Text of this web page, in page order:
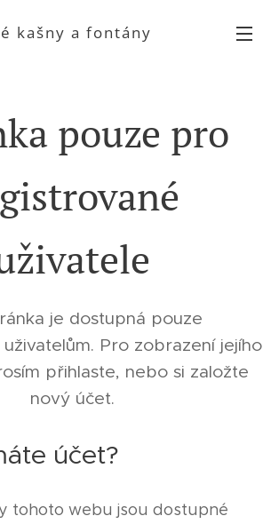
kašny a fontány
pouze pro
je dostupná pouze
Pro zobrazení jejího
přihlaste, nebo si založte
nový účet.
účet?
tohoto webu jsou dostupné